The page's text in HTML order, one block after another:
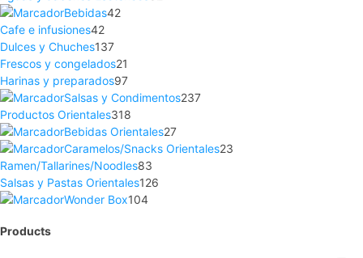
Bebidas42
Cafe e infusiones42
Dulces y Chuches137
Frescos y congelados21
Harinas y preparados97
Salsas y Condimentos237
Productos Orientales318
Bebidas Orientales27
Caramelos/Snacks Orientales23
Ramen/Tallarines/Noodles83
Salsas y Pastas Orientales126
Wonder Box104
Products